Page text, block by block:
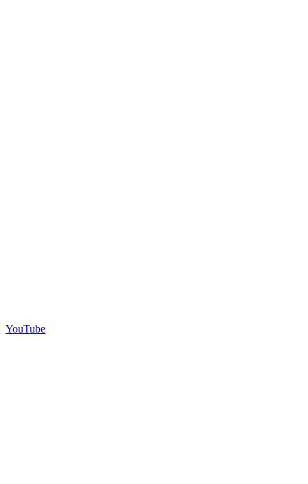
YouTube